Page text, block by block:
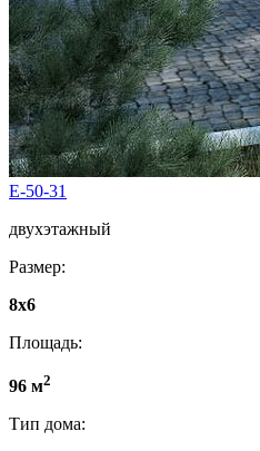
E-50-31
двухэтажный
Размер:
8x6
Площадь:
96 м2
Тип дома: